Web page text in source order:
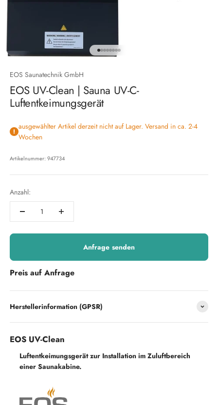
Gehe zu Element 1
Gehe zu Element 2
Gehe zu Element 3
Gehe zu Element 4
Gehe zu Element 5
Gehe zu Element 6
Gehe zu Element 7
Gehe zu Element 8
EOS Saunatechnik GmbH
EOS UV-Clean | Sauna UV-C-
Luftentkeimungsgerät
ausgewählter Artikel derzeit nicht auf Lager. Versand in ca. 2-4
Wochen
Artikelnummer: 947734
Anzahl:
Anfrage senden
Preis auf Anfrage
Herstellerinformation (GPSR)
EOS UV-Clean
Luftentkeimungsgerät zur Installation im Zuluftbereich
einer Saunakabine.